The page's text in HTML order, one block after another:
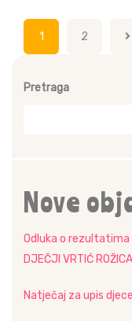
Brojevi
stranica
objava
1 2
Pretraga
Nove
Odluka o rezultatima
DJEČJI VRTIĆ ROŽICA
Natječaj za upis djece